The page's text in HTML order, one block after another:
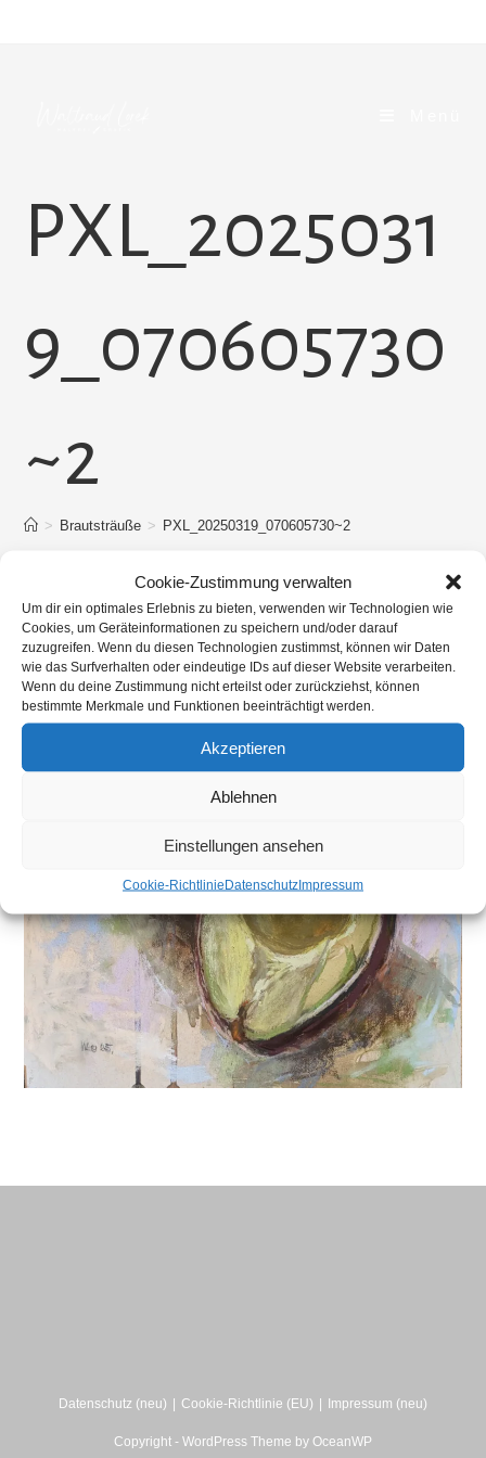
Cookie-Zustimmung verwalten
Um dir ein optimales Erlebnis zu bieten, verwenden wir Technologien wie
Cookies, um Geräteinformationen zu speichern und/oder darauf
zuzugreifen. Wenn du diesen Technologien zustimmst, können wir Daten
wie das Surfverhalten oder eindeutige IDs auf dieser Website verarbeiten.
Wenn du deine Zustimmung nicht erteilst oder zurückziehst, können
bestimmte Merkmale und Funktionen beeinträchtigt werden.
Akzeptieren
Ablehnen
Einstellungen ansehen
Cookie-RichtlinieDatenschutzImpressum
PXL_2025031
9_070605730
~2
> Brautsträuße > PXL_20250319_070605730~2
Datenschutz (neu) Cookie-Richtlinie (EU) Impressum (neu)
Copyright - WordPress Theme by OceanWP